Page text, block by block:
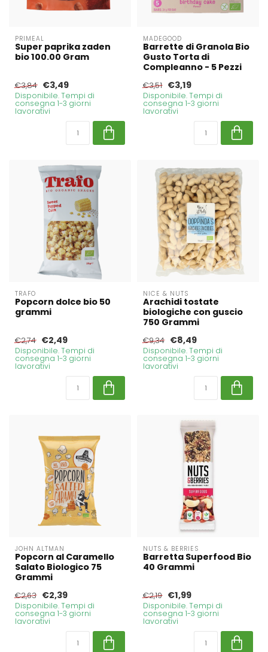
PRIMEAL
Super paprika zaden
bio 100.00 Gram
€3,84 €3,49
Disponibile. Tempi di
consegna 1-3 giorni
lavorativi
MADEGOOD
Barrette di Granola Bio
Gusto Torta di
Compleanno - 5 Pezzi
€3,51 €3,19
Disponibile. Tempi di
consegna 1-3 giorni
lavorativi
TRAFO
Popcorn dolce bio 50
grammi
€2,74 €2,49
Disponibile. Tempi di
consegna 1-3 giorni
lavorativi
NICE & NUTS
Arachidi tostate
biologiche con guscio
750 Grammi
€9,34 €8,49
Disponibile. Tempi di
consegna 1-3 giorni
lavorativi
JOHN ALTMAN
Popcorn al Caramello
Salato Biologico 75
Grammi
€2,63 €2,39
Disponibile. Tempi di
consegna 1-3 giorni
lavorativi
NUTS & BERRIES
Barretta Superfood Bio
40 Grammi
€2,19 €1,99
Disponibile. Tempi di
consegna 1-3 giorni
lavorativi